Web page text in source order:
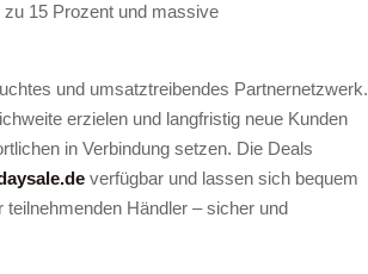
15 Prozent und massive
und umsatztreibendes Partnernetzwerk.
erzielen und langfristig neue Kunden
in Verbindung setzen. Die Deals
verfügbar und lassen sich bequem
Händler – sicher und